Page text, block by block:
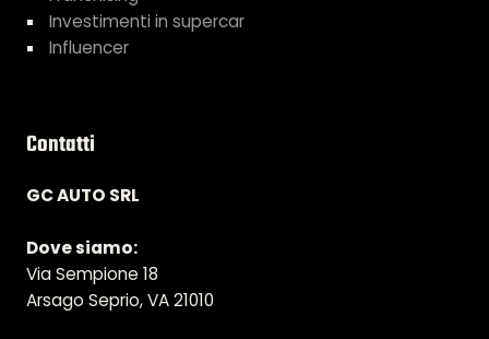
Investimenti in supercar
Influencer
Contatti
GC AUTO SRL
Dove siamo:
Via Sempione 18
Arsago Seprio, VA 21010